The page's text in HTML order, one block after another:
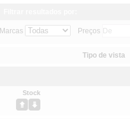
Marcas Preços
Tipo de vista
Stock